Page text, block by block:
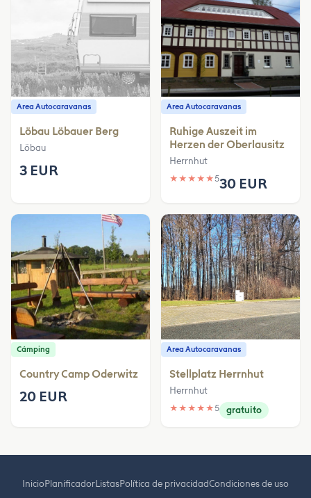
Area Autocaravanas
Löbau Löbauer Berg
Löbau
3 EUR
Area Autocaravanas
Ruhige Auszeit im
Herzen der Oberlausitz
Herrnhut
★ ★ ★ ★ ★530 EUR
Cámping
Country Camp Oderwitz
20 EUR
Area Autocaravanas
Stellplatz Herrnhut
Herrnhut
★ ★ ★ ★ ★5 gratuito
Inicio Planificador ListasPolítica de privacidadCondiciones de uso